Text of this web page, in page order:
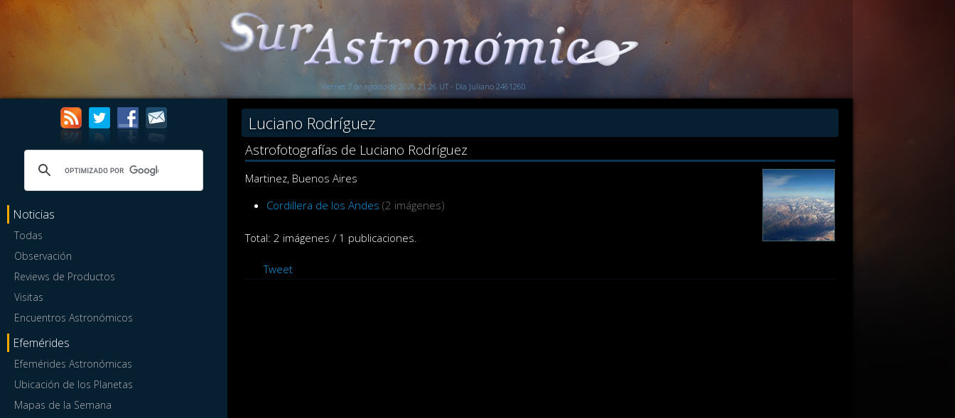
Viernes 7 de agosto de 2026 21:26 UT - Día Juliano 2461260
Noticias
Todas
Observación
Reviews de Productos
Visitas
Encuentros Astronómicos
Efemérides
Efemérides Astronómicas
Ubicación de los Planetas
Mapas de la Semana
Luciano Rodríguez
Astrofotografías de Luciano Rodríguez
Martinez, Buenos Aires
Cordillera de los Andes (2 imágenes)
Total: 2 imágenes / 1 publicaciones.
Tweet